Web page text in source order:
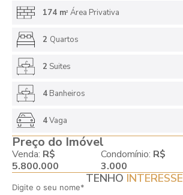
174 m2 Área Privativa
2 Quartos
2 Suites
4Banheiros
4Vaga
Preço do Imóvel
Venda: R$
5.800.000
Condomínio: R$
3.000
TENHO INTERESSE
Digite o seu nome*